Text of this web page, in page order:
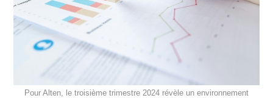
Pour Alten, le troisième trimestre 2024 révèle un environnement